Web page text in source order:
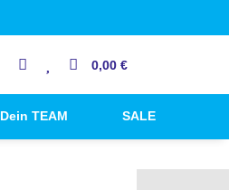
0,00 €
Dein TEAM SALE